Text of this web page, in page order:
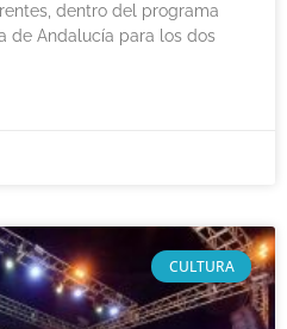
dentro del programa
de Andalucía para los dos
CULTURA